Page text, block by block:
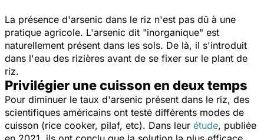
La présence d'arsenic dans le riz n'est pas dû à une
pratique agricole. L'arsenic dit "inorganique" est
naturellement présent dans les sols. De là, il s'introduit
dans l'eau des rizières avant de se fixer sur le plant de
riz.
Privilégier une cuisson en deux temps
Pour diminuer le taux d'arsenic présent dans le riz, des
scientifiques américains ont testé différents modes de
cuisson (rice cooker, pilaf, etc). Dans leur étude, publiée